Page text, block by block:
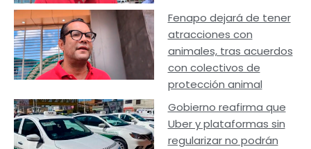
Fenapo dejará de tener
atracciones con
animales, tras acuerdos
con colectivos de
protección animal
Gobierno reafirma que
Uber y plataformas sin
regularizar no podrán